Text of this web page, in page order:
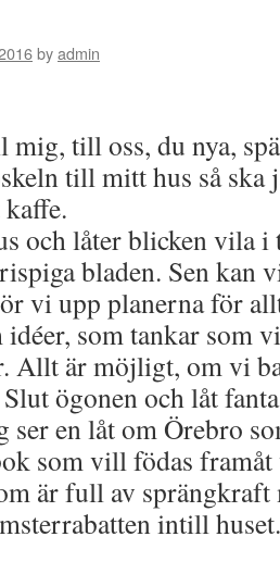
byadmin
till oss, du nya,
till mitt hus så ska
och låter blicken vila i
bladen. Sen kan
vi upp planerna för
som tankar som
Allt är möjligt, om vi
ögonen och låt
ser en låt om Örebro
som vill födas framåt
är full av sprängkraft
intill